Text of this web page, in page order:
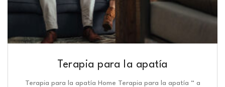
Terapia para la apatía
Terapia para la apatía Home Terapia para la apatía “ a